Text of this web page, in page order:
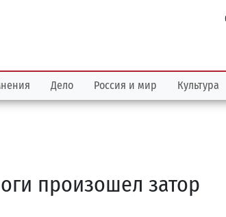
Дело Россия и мир Культура
произошел затор